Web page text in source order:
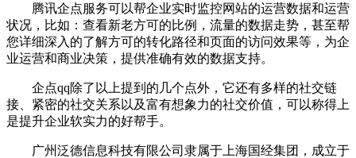
腾讯企点服务可以帮企业实时监控网站的运营数据和运营
状况，比如：查看新老方可的比例，流量的数据走势，甚至帮
您详细深入的了解方可的转化路径和页面的访问效果等，为企
业运营和商业决策，提供准确有效的数据支持。
企点qq除了以上提到的几个点外，它还有多样的社交链
接、紧密的社交关系以及富有想象力的社交价值，可以称得上
是提升企业软实力的好帮手。
广州泛德信息科技有限公司隶属于上海国经集团，成立于